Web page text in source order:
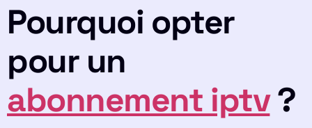
Pourquoi opter
pour un
abonnement iptv?